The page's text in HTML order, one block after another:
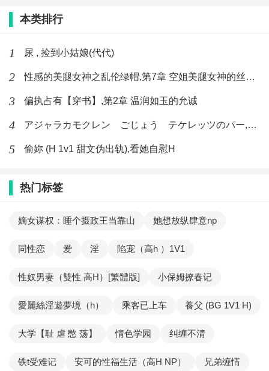
本类排行
1 尿 , 捡到小姑娘(代代)
2 性感的美腿女神之乱伦绿帽,第7章 空姐美腿女神的丝袜足交
3 偏执占有【穿书】,第2章 温润如玉的允诚
4 アジャラカモクレン ごじょう テケレッツのパー,【No. 42 Rube Goldberg Machine】十四
5 偷妳 (H 1v1 甜文伪出轨),看她自慰H
热门标签
嫡女谋权：睡个摄政王当靠山 她想放纵肆意np
同性恋 爱 淫 陷宠（高h ）1V1
性奴男妻（雙性 高H）[繁體版] 小保姆撩春记
愛麗絲淫遊夢境（h） 乘客已上车 養父 (BG 1V1 H)
大学【耻 虐 憋 荡】 情色学园 纠缠不清
铁t受难记 安可的性福生活（高H NP） 兄弟缠情